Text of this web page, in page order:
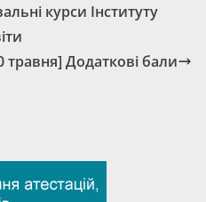
курси Інституту
травня] Додаткові бали